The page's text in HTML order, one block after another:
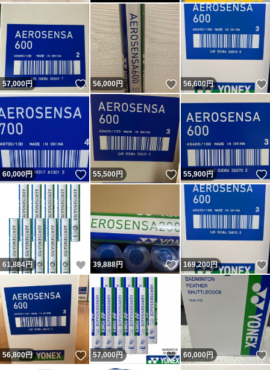
57,000円 いいね！
56,000円 いいね！
56,600円
60,000円 いいね！
55,500円 いいね！
55,900円
61,884円 いいね！
39,888円 いいね！
169,200円
56,800円 いいね！
57,000円 いいね！
60,000円